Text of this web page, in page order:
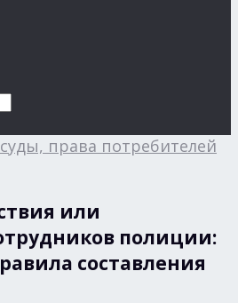
права потребителей
или
полиции:
составления